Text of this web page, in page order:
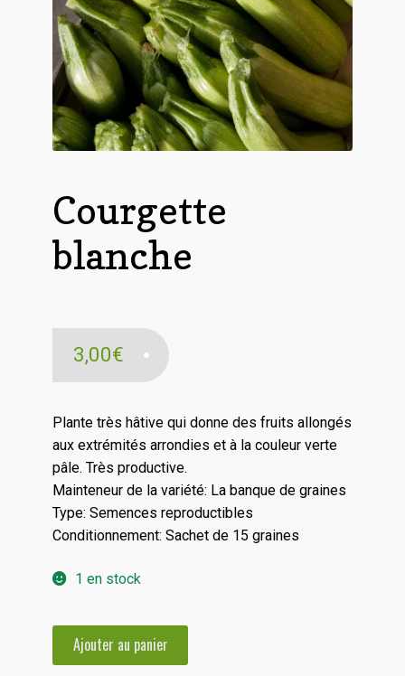
Courgette
blanche
3,00€
Plante très hâtive qui donne des fruits allongés
aux extrémités arrondies et à la couleur verte
pâle. Très productive.
Mainteneur de la variété: La banque de graines
Type: Semences reproductibles
Conditionnement: Sachet de 15 graines
1 en stock
quantité
Ajouter au panier